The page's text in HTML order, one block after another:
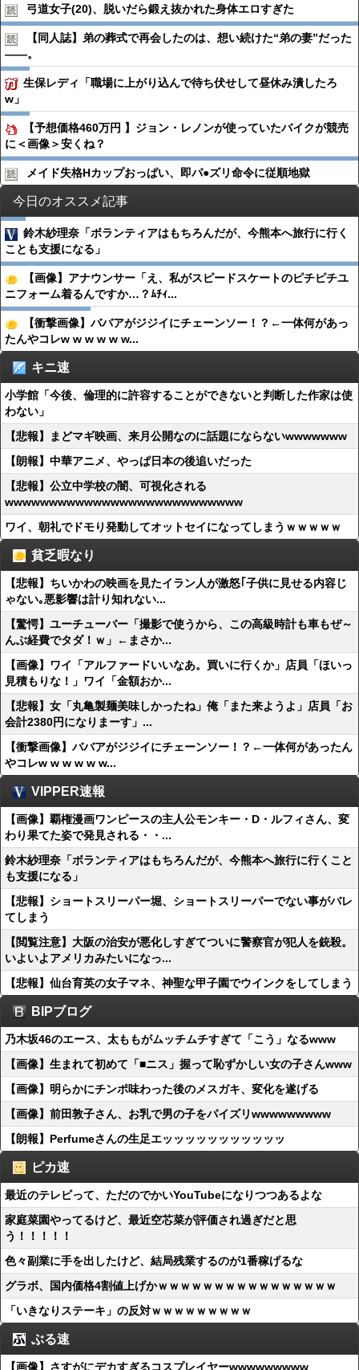
弓道女子(20)、脱いだら鍛え抜かれた身体エロすぎた
【同人誌】弟の葬式で再会したのは、想い続けた“弟の妻”だった
――。
生保レディ「職場に上がり込んで待ち伏せして昼休み潰したろ
w」
【予想価格460万円 】ジョン・レノンが使っていたバイクが競売
に＜画像＞安くね？
メイド失格Hカップおっぱい、即パ●︎ズリ命令に従順地獄
今日のオススメ記事
鈴木紗理奈「ボランティアはもちろんだが、今熊本へ旅行に行く
ことも支援になる」
【画像】アナウンサー「え、私がスピードスケートのピチピチユ
ニフォーム着るんですか…？ﾑﾁｨ...
【衝撃画像】ババアがジジイにチェーンソー！？←一体何があっ
たんやコレw w w w w w...
キニ速
小学館「今後、倫理的に許容することができないと判断した作家は使
わない」
【悲報】まどマギ映画、来月公開なのに話題にならないwwwwwww
【朗報】中華アニメ、やっぱ日本の後追いだった
【悲報】公立中学校の闇、可視化される
wwwwwwwwwwwwwwwwwwwwwwwwwww
ワイ、朝礼でドモり発動してオットセイになってしまうｗｗｗｗｗ
貧乏暇なり
【悲報】ちいかわの映画を見たイラン人が激怒｢子供に見せる内容じ
ゃない｡悪影響は計り知れない...
【驚愕】ユーチューバー「撮影で使うから、この高級時計も車もぜ～
んぶ経費でタダ！ｗ」←まさか...
【画像】ワイ「アルファードいいなあ。買いに行くか」店員「ほいっ
見積もりな！」ワイ「金額おか...
【悲報】女「丸亀製麺美味しかったね」俺「また来ようよ」店員「お
会計2380円になりまーす」...
【衝撃画像】ババアがジジイにチェーンソー！？←一体何があったん
やコレw w w w w w...
VIPPER速報
【画像】覇権漫画ワンピースの主人公モンキー・D・ルフィさん、変
わり果てた姿で発見される・・...
鈴木紗理奈「ボランティアはもちろんだが、今熊本へ旅行に行くこと
も支援になる」
【悲報】ショートスリーパー堀、ショートスリーパーでない事がバレ
てしまう
【閲覧注意】大阪の治安が悪化しすぎてついに警察官が犯人を銃殺。
いよいよアメリカみたいになっ...
【悲報】仙台育英の女子マネ、神聖な甲子園でウインクをしてしまう
BIPブログ
乃木坂46のエース、太ももがムッチムチすぎて「こう」なるwww
【画像】生まれて初めて「■ニス」握って恥ずかしい女の子さんwww
【画像】明らかにチンポ味わった後のメスガキ、変化を遂げる
【画像】前田敦子さん、お乳で男の子をパイズリwwwwwwwww
【朗報】Perfumeさんの生足エッッッッッッッッッッッ
ピカ速
最近のテレビって、ただのでかいYouTubeになりつつあるよな
家庭菜園やってるけど、最近空芯菜が評価され過ぎだと思
う！！！！！
色々副業に手を出したけど、結局残業するのが1番稼げるな
グラボ、国内価格4割値上げかｗｗｗｗｗｗｗｗｗｗｗｗｗｗｗｗ
「いきなりステーキ」の反対ｗｗｗｗｗｗｗｗｗ
ぶる速
【画像】さすがにデカすぎるコスプレイヤーwwwwwwwww